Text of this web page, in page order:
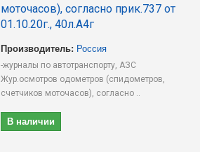
моточасов), согласно прик.737 от
01.10.20г., 40л.А4г
Производитель: Россия
-журналы по автотранспорту, АЗС
Жур.осмотров одометров (спидометров,
счетчиков моточасов), согласно ..
В наличии